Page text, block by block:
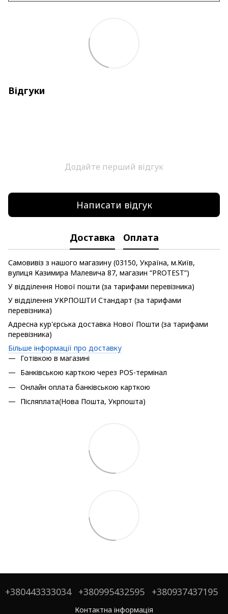
Відгуки
Додайте перший відгук
Написати відгук
Доставка Оплата
Самовивіз з нашого магазину (03150, Україна, м.Київ,
вулиця Казимира Малевича 87, магазин “PROTEST”)
У відділення Нової пошти (за тарифами перевізника)
У відділення УКРПОШТИ Стандарт (за тарифами
перевізника)
Адресна кур'єрська доставка Нової Пошти (за тарифами
перевізника)
Більше інформації про доставку
Готівкою в магазині
Банківською карткою через POS-термінал
Онлайн оплата банківською карткою
Післяплата(Нова Пошта, Укрпошта)
+380443333034 +380995432595 +380937437195
Контактна інформація